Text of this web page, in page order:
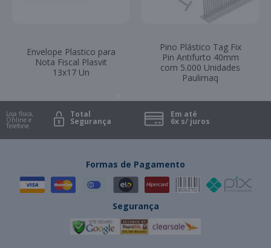
Envelope Plastico para
Nota Fiscal Plasvit
13x17 Un
Pino Plástico Tag Fix
Pin Antifurto 40mm
com 5.000 Unidades
Paulimaq
Loja física,
Online e
Telefone
Total
Segurança
Em até
6x s/ juros
Formas de Pagamento
Segurança